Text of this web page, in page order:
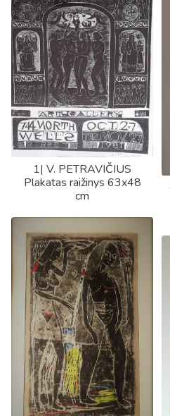
1| V. PETRAVIČIUS
Plakatas raižinys 63x48
cm